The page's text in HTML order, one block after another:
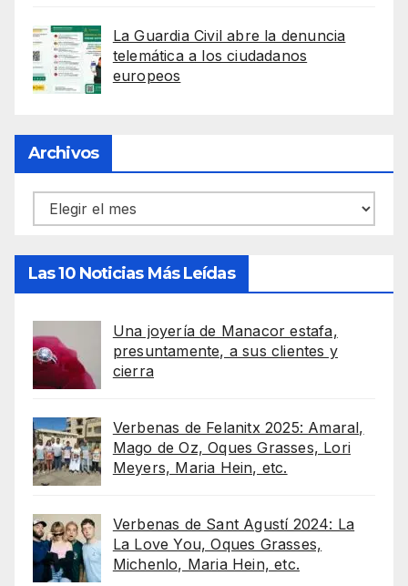
La Guardia Civil abre la denuncia
telemática a los ciudadanos
europeos
Archivos
Archivos
Las 10 Noticias Más Leídas
Una joyería de Manacor estafa,
presuntamente, a sus clientes y
cierra
Verbenas de Felanitx 2025: Amaral,
Mago de Oz, Oques Grasses, Lori
Meyers, Maria Hein, etc.
Verbenas de Sant Agustí 2024: La
La Love You, Oques Grasses,
Michenlo, Maria Hein, etc.